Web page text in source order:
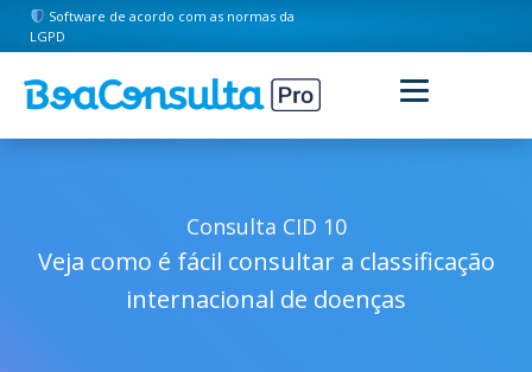
Software de acordo com as normas da
LGPD
Consulta CID 10
Veja como é fácil consultar a classificação
internacional de doenças